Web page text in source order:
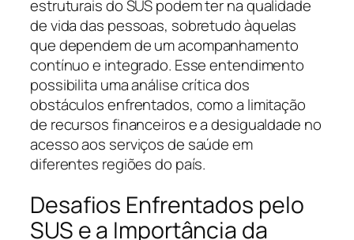
estruturais do SUS podem ter na qualidade
de vida das pessoas, sobretudo àquelas
que dependem de um acompanhamento
contínuo e integrado. Esse entendimento
possibilita uma análise crítica dos
obstáculos enfrentados, como a limitação
de recursos financeiros e a desigualdade no
acesso aos serviços de saúde em
diferentes regiões do país.
Desafios Enfrentados pelo
SUS e a Importância da